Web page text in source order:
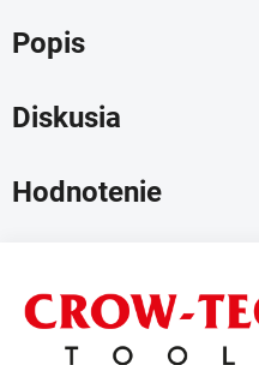
Popis
Diskusia
Hodnotenie